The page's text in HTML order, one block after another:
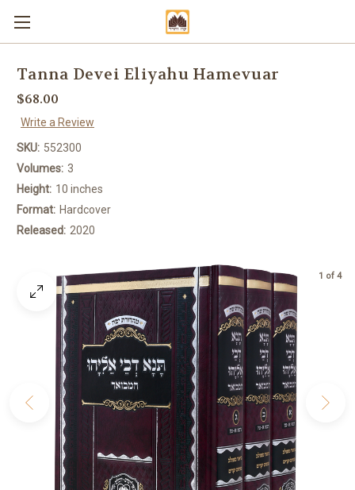
1 of 4
Tanna Devei Eliyahu Hamevuar
$68.00
Write a Review
SKU: 552300
Volumes: 3
Height: 10 inches
Format: Hardcover
Released: 2020